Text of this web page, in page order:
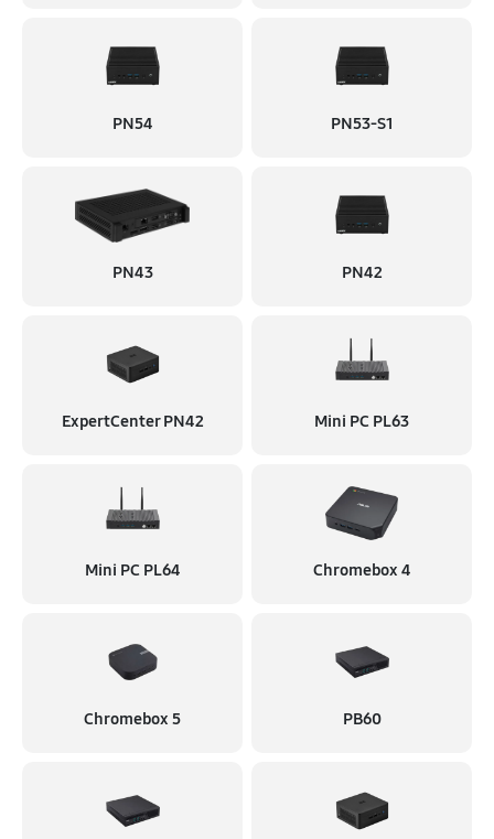
PN54 PN53-S1
PN43 PN42
ExpertCenter PN42 Mini PC PL63
Mini PC PL64 Chromebox 4
Chromebox 5 PB60